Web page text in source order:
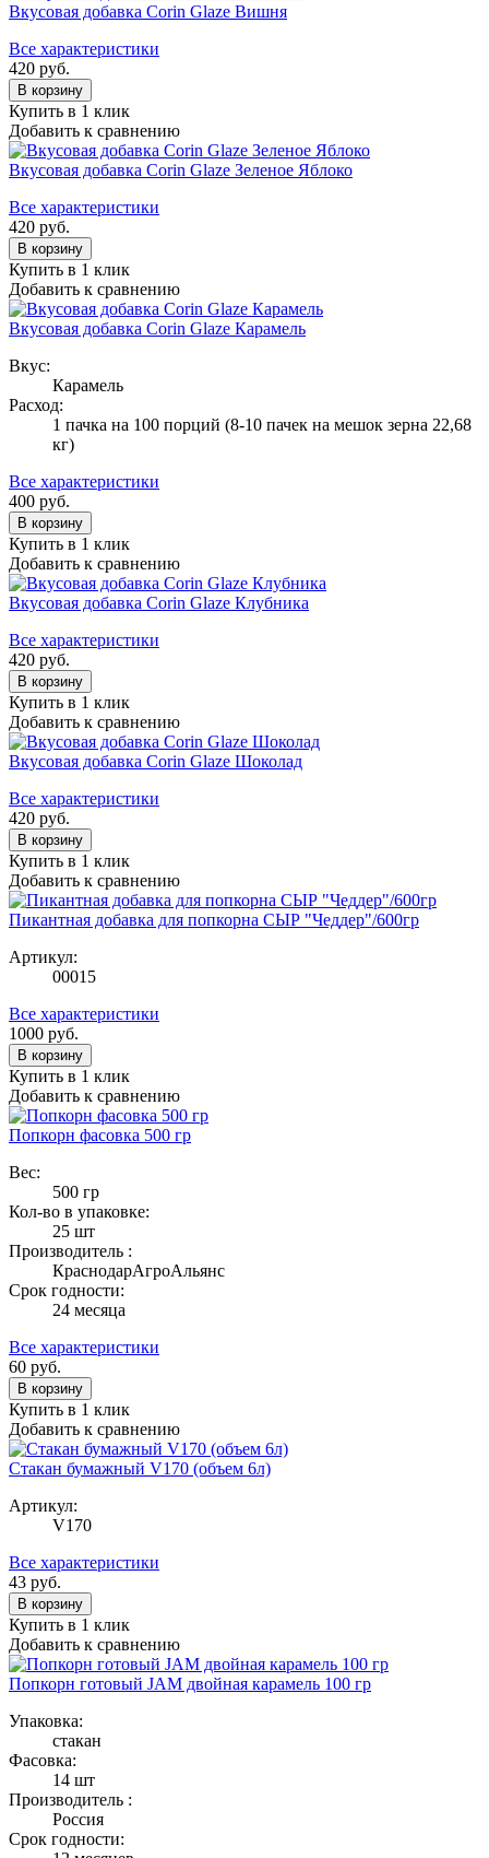
Вкусовая добавка Corin Glaze Вишня
Все характеристики
420 руб.
В корзину
Купить в 1 клик
Добавить к сравнению
Вкусовая добавка Corin Glaze Зеленое Яблоко
Все характеристики
420 руб.
В корзину
Купить в 1 клик
Добавить к сравнению
Вкусовая добавка Corin Glaze Карамель
Вкус:
Карамель
Расход:
1 пачка на 100 порций (8-10 пачек на мешок зерна 22,68
кг)
Все характеристики
400 руб.
В корзину
Купить в 1 клик
Добавить к сравнению
Вкусовая добавка Corin Glaze Клубника
Все характеристики
420 руб.
В корзину
Купить в 1 клик
Добавить к сравнению
Вкусовая добавка Corin Glaze Шоколад
Все характеристики
420 руб.
В корзину
Купить в 1 клик
Добавить к сравнению
Пикантная добавка для попкорна СЫР "Чеддер"/600гр
Артикул:
00015
Все характеристики
1000 руб.
В корзину
Купить в 1 клик
Добавить к сравнению
Попкорн фасовка 500 гр
Вес:
500 гр
Кол-во в упаковке:
25 шт
Производитель :
КраснодарАгроАльянс
Срок годности:
24 месяца
Все характеристики
60 руб.
В корзину
Купить в 1 клик
Добавить к сравнению
Стакан бумажный V170 (объем 6л)
Артикул:
V170
Все характеристики
43 руб.
В корзину
Купить в 1 клик
Добавить к сравнению
Попкорн готовый JAM двойная карамель 100 гр
Упаковка:
стакан
Фасовка:
14 шт
Производитель :
Россия
Срок годности: